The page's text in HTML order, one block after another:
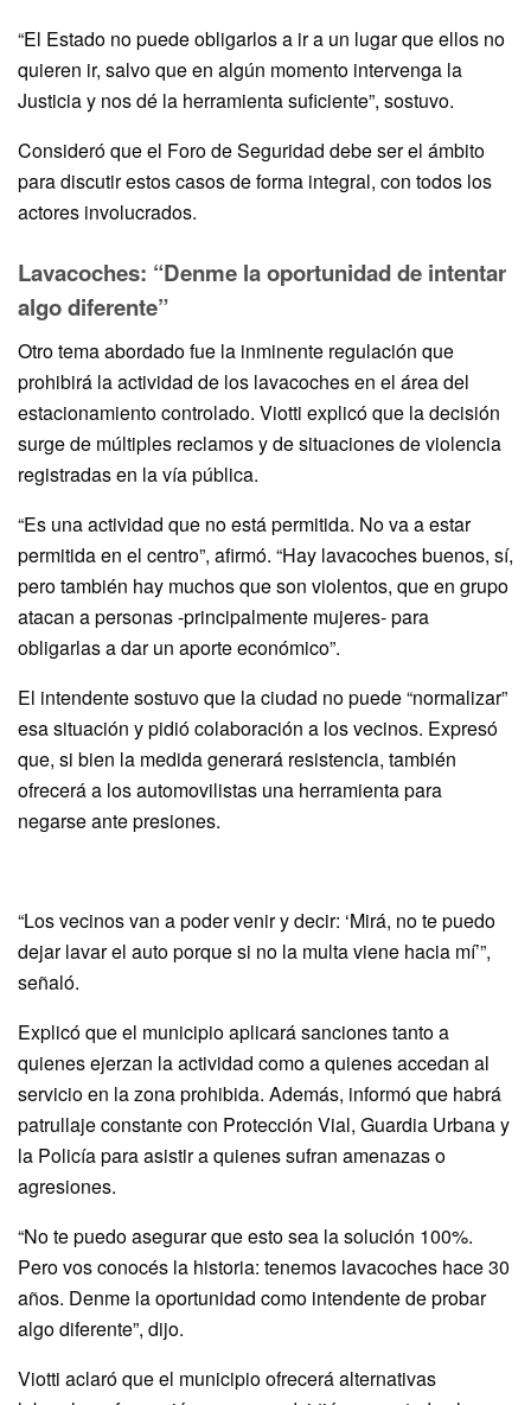
“El Estado no puede obligarlos a ir a un lugar que ellos no
quieren ir, salvo que en algún momento intervenga la
Justicia y nos dé la herramienta suficiente”, sostuvo.
Consideró que el Foro de Seguridad debe ser el ámbito
para discutir estos casos de forma integral, con todos los
actores involucrados.
Lavacoches: “Denme la oportunidad de intentar
algo diferente”
Otro tema abordado fue la inminente regulación que
prohibirá la actividad de los lavacoches en el área del
estacionamiento controlado. Viotti explicó que la decisión
surge de múltiples reclamos y de situaciones de violencia
registradas en la vía pública.
“Es una actividad que no está permitida. No va a estar
permitida en el centro”, afirmó. “Hay lavacoches buenos, sí,
pero también hay muchos que son violentos, que en grupo
atacan a personas -principalmente mujeres- para
obligarlas a dar un aporte económico”.
El intendente sostuvo que la ciudad no puede “normalizar”
esa situación y pidió colaboración a los vecinos. Expresó
que, si bien la medida generará resistencia, también
ofrecerá a los automovilistas una herramienta para
negarse ante presiones.
“Los vecinos van a poder venir y decir: ‘Mirá, no te puedo
dejar lavar el auto porque si no la multa viene hacia mí’”,
señaló.
Explicó que el municipio aplicará sanciones tanto a
quienes ejerzan la actividad como a quienes accedan al
servicio en la zona prohibida. Además, informó que habrá
patrullaje constante con Protección Vial, Guardia Urbana y
la Policía para asistir a quienes sufran amenazas o
agresiones.
“No te puedo asegurar que esto sea la solución 100%.
Pero vos conocés la historia: tenemos lavacoches hace 30
años. Denme la oportunidad como intendente de probar
algo diferente”, dijo.
Viotti aclaró que el municipio ofrecerá alternativas